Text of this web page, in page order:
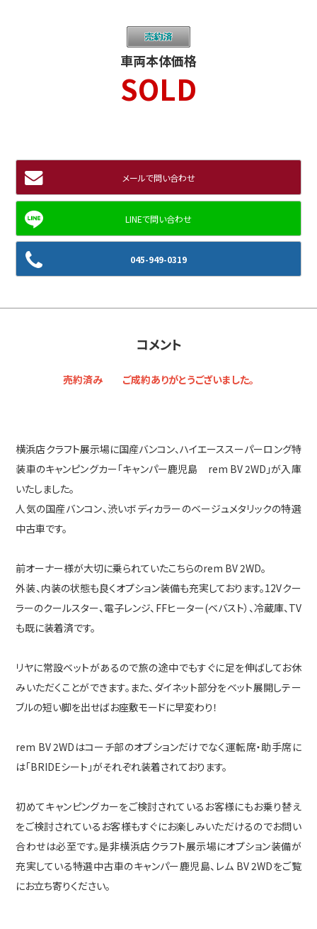
車両本体価格
SOLD
メールで問い合わせ
045-949-0319
コメント
売約済み ご成約ありがとうございました。
横浜店クラフト展示場に国産バンコン、ハイエーススーパーロング特
装車のキャンピングカー「キャンパー鹿児島 rem BV 2WD」が入庫
いたしました。
人気の国産バンコン、渋いボディカラーのベージュメタリックの特選
中古車です。
前オーナー様が大切に乗られていたこちらのrem BV 2WD。
外装、内装の状態も良くオプション装備も充実しております。12Vクー
ラーのクールスター、電子レンジ、FFヒーター(ベバスト）、冷蔵庫、TV
も既に装着済です。
リヤに常設ベットがあるので旅の途中でもすぐに足を伸ばしてお休
みいただくことができます。また、ダイネット部分をベット展開しテー
ブルの短い脚を出せばお座敷モードに早変わり！
rem BV 2WDはコーチ部のオプションだけでなく運転席・助手席に
は「BRIDEシート」がそれぞれ装着されております。
初めてキャンピングカーをご検討されているお客様にもお乗り替え
をご検討されているお客様もすぐにお楽しみいただけるのでお問い
合わせは必至です。是非横浜店クラフト展示場にオプション装備が
充実している特選中古車のキャンパー鹿児島、レム BV 2WDをご覧
にお立ち寄りください。